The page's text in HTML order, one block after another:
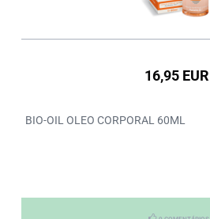
16,95 EUR
BIO-OIL OLEO CORPORAL 60ML